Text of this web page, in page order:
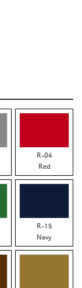
R-04
Red
R-15
Navy